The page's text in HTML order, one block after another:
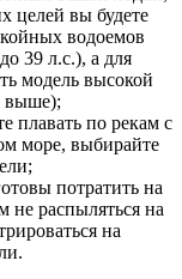
целей вы будете
водоемов
39 л.с.), а для
модель высокой
выше);
плавать по рекам с
море, выбирайте
потратить на
распыляться на
на